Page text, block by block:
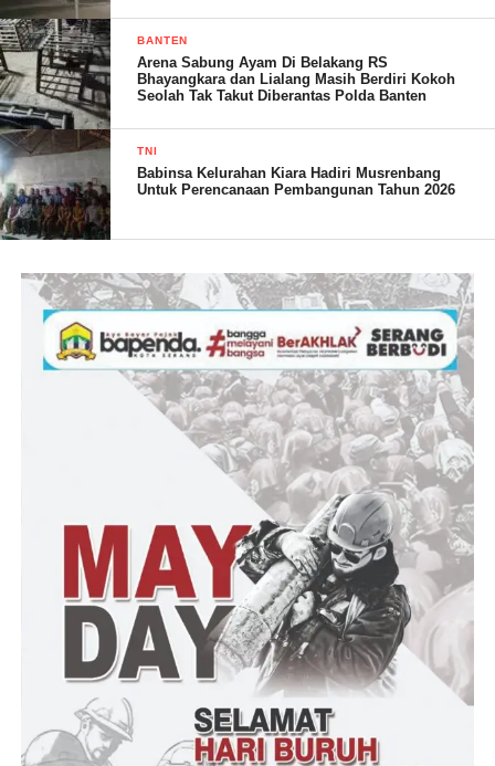
(SN/Pendim 0602 )
Post Views:
BANTEN
Arena Sabung Ayam Di Belakang RS
Bhayangkara dan Lialang Masih Berdiri Kokoh
Seolah Tak Takut Diberantas Polda Banten
TNI
Babinsa Kelurahan Kiara Hadiri Musrenbang
Untuk Perencanaan Pembangunan Tahun 2026